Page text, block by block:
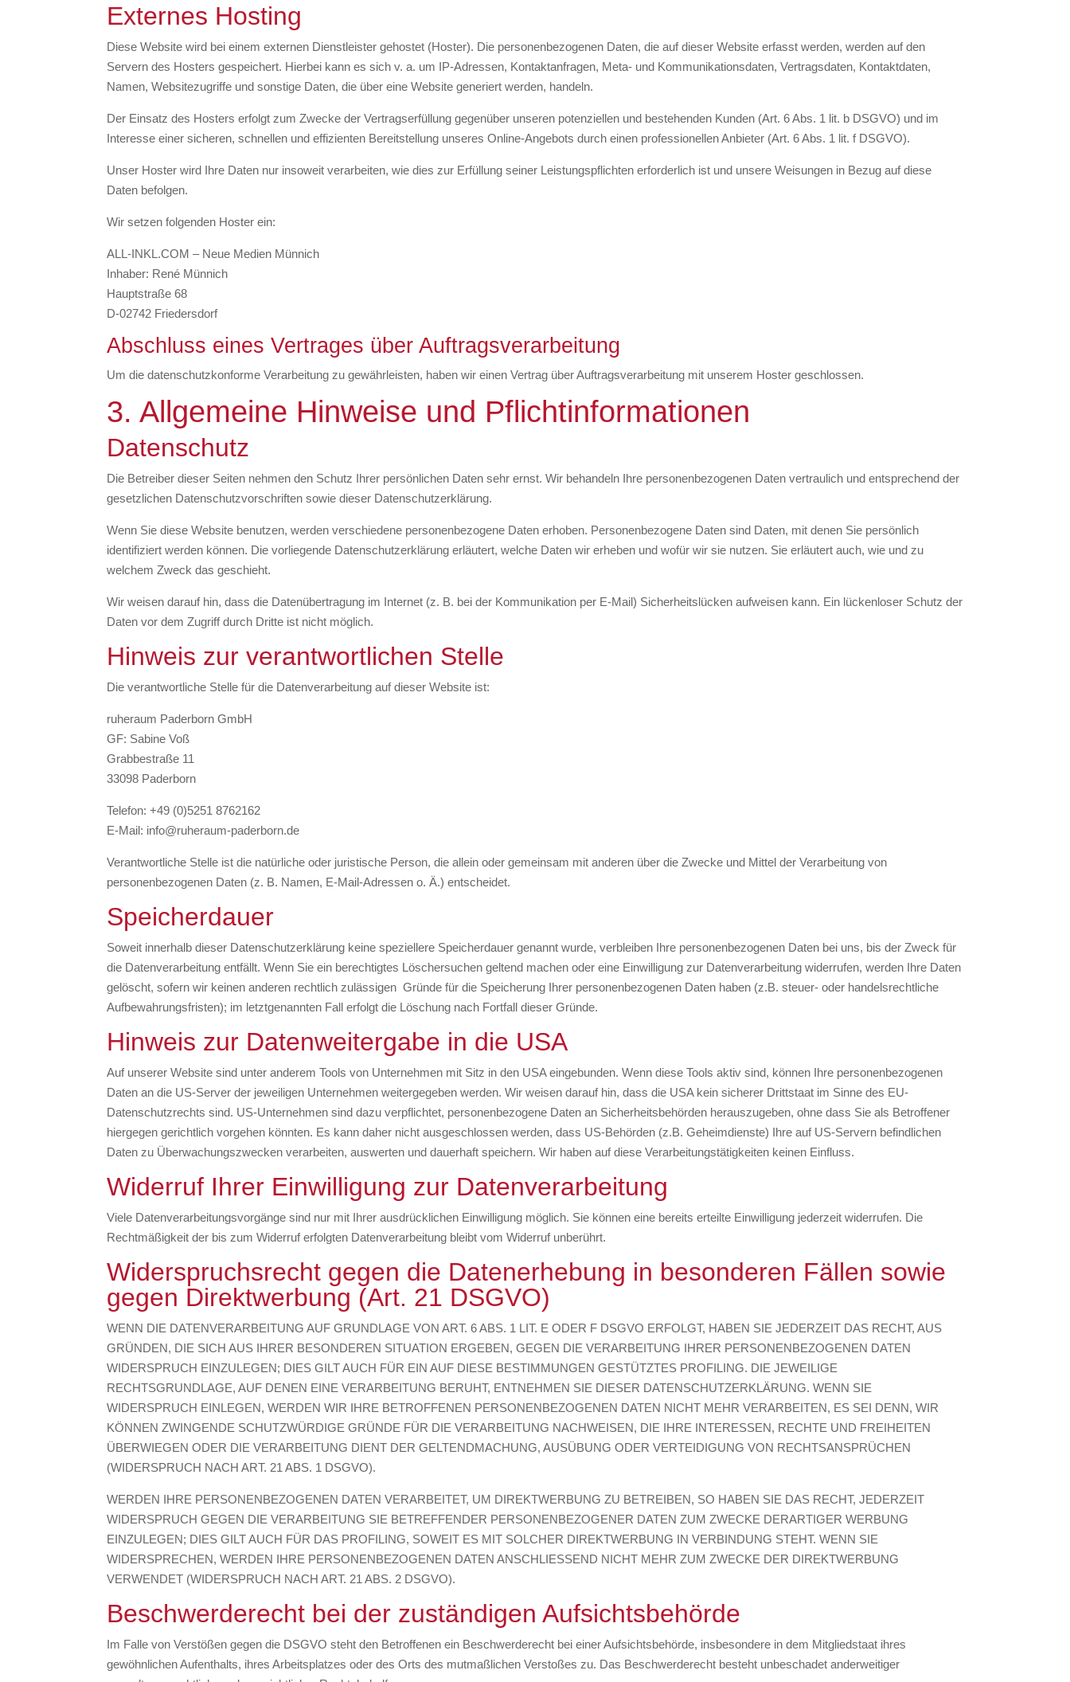
Externes Hosting
Diese Website wird bei einem externen Dienstleister gehostet (Hoster). Die personenbezogenen Daten, die auf dieser Website erfasst werden, werden auf den
Servern des Hosters gespeichert. Hierbei kann es sich v. a. um IP-Adressen, Kontaktanfragen, Meta- und Kommunikationsdaten, Vertragsdaten, Kontaktdaten,
Namen, Websitezugriffe und sonstige Daten, die über eine Website generiert werden, handeln.
Der Einsatz des Hosters erfolgt zum Zwecke der Vertragserfüllung gegenüber unseren potenziellen und bestehenden Kunden (Art. 6 Abs. 1 lit. b DSGVO) und im
Interesse einer sicheren, schnellen und effizienten Bereitstellung unseres Online-Angebots durch einen professionellen Anbieter (Art. 6 Abs. 1 lit. f DSGVO).
Unser Hoster wird Ihre Daten nur insoweit verarbeiten, wie dies zur Erfüllung seiner Leistungspflichten erforderlich ist und unsere Weisungen in Bezug auf diese
Daten befolgen.
Wir setzen folgenden Hoster ein:
ALL-INKL.COM – Neue Medien Münnich
Inhaber: René Münnich
Hauptstraße 68
D-02742 Friedersdorf
Abschluss eines Vertrages über Auftragsverarbeitung
Um die datenschutzkonforme Verarbeitung zu gewährleisten, haben wir einen Vertrag über Auftragsverarbeitung mit unserem Hoster geschlossen.
3. Allgemeine Hinweise und Pflicht­informationen
Datenschutz
Die Betreiber dieser Seiten nehmen den Schutz Ihrer persönlichen Daten sehr ernst. Wir behandeln Ihre personenbezogenen Daten vertraulich und entsprechend der
gesetzlichen Datenschutzvorschriften sowie dieser Datenschutzerklärung.
Wenn Sie diese Website benutzen, werden verschiedene personenbezogene Daten erhoben. Personenbezogene Daten sind Daten, mit denen Sie persönlich
identifiziert werden können. Die vorliegende Datenschutzerklärung erläutert, welche Daten wir erheben und wofür wir sie nutzen. Sie erläutert auch, wie und zu
welchem Zweck das geschieht.
Wir weisen darauf hin, dass die Datenübertragung im Internet (z. B. bei der Kommunikation per E-Mail) Sicherheitslücken aufweisen kann. Ein lückenloser Schutz der
Daten vor dem Zugriff durch Dritte ist nicht möglich.
Hinweis zur verantwortlichen Stelle
Die verantwortliche Stelle für die Datenverarbeitung auf dieser Website ist:
ruheraum Paderborn GmbH
GF: Sabine Voß
Grabbestraße 11
33098 Paderborn
Telefon: +49 (0)5251 8762162
E-Mail: info@ruheraum-paderborn.de
Verantwortliche Stelle ist die natürliche oder juristische Person, die allein oder gemeinsam mit anderen über die Zwecke und Mittel der Verarbeitung von
personenbezogenen Daten (z. B. Namen, E-Mail-Adressen o. Ä.) entscheidet.
Speicherdauer
Soweit innerhalb dieser Datenschutzerklärung keine speziellere Speicherdauer genannt wurde, verbleiben Ihre personenbezogenen Daten bei uns, bis der Zweck für
die Datenverarbeitung entfällt. Wenn Sie ein berechtigtes Löschersuchen geltend machen oder eine Einwilligung zur Datenverarbeitung widerrufen, werden Ihre Daten
gelöscht, sofern wir keinen anderen rechtlich zulässigen Gründe für die Speicherung Ihrer personenbezogenen Daten haben (z.B. steuer- oder handelsrechtliche
Aufbewahrungsfristen); im letztgenannten Fall erfolgt die Löschung nach Fortfall dieser Gründe.
Hinweis zur Datenweitergabe in die USA
Auf unserer Website sind unter anderem Tools von Unternehmen mit Sitz in den USA eingebunden. Wenn diese Tools aktiv sind, können Ihre personenbezogenen
Daten an die US-Server der jeweiligen Unternehmen weitergegeben werden. Wir weisen darauf hin, dass die USA kein sicherer Drittstaat im Sinne des EU-
Datenschutzrechts sind. US-Unternehmen sind dazu verpflichtet, personenbezogene Daten an Sicherheitsbehörden herauszugeben, ohne dass Sie als Betroffener
hiergegen gerichtlich vorgehen könnten. Es kann daher nicht ausgeschlossen werden, dass US-Behörden (z.B. Geheimdienste) Ihre auf US-Servern befindlichen
Daten zu Überwachungszwecken verarbeiten, auswerten und dauerhaft speichern. Wir haben auf diese Verarbeitungstätigkeiten keinen Einfluss.
Widerruf Ihrer Einwilligung zur Datenverarbeitung
Viele Datenverarbeitungsvorgänge sind nur mit Ihrer ausdrücklichen Einwilligung möglich. Sie können eine bereits erteilte Einwilligung jederzeit widerrufen. Die
Rechtmäßigkeit der bis zum Widerruf erfolgten Datenverarbeitung bleibt vom Widerruf unberührt.
Widerspruchsrecht gegen die Datenerhebung in besonderen Fällen sowie
gegen Direktwerbung (Art. 21 DSGVO)
WENN DIE DATENVERARBEITUNG AUF GRUNDLAGE VON ART. 6 ABS. 1 LIT. E ODER F DSGVO ERFOLGT, HABEN SIE JEDERZEIT DAS RECHT, AUS
GRÜNDEN, DIE SICH AUS IHRER BESONDEREN SITUATION ERGEBEN, GEGEN DIE VERARBEITUNG IHRER PERSONENBEZOGENEN DATEN
WIDERSPRUCH EINZULEGEN; DIES GILT AUCH FÜR EIN AUF DIESE BESTIMMUNGEN GESTÜTZTES PROFILING. DIE JEWEILIGE
RECHTSGRUNDLAGE, AUF DENEN EINE VERARBEITUNG BERUHT, ENTNEHMEN SIE DIESER DATENSCHUTZERKLÄRUNG. WENN SIE
WIDERSPRUCH EINLEGEN, WERDEN WIR IHRE BETROFFENEN PERSONENBEZOGENEN DATEN NICHT MEHR VERARBEITEN, ES SEI DENN, WIR
KÖNNEN ZWINGENDE SCHUTZWÜRDIGE GRÜNDE FÜR DIE VERARBEITUNG NACHWEISEN, DIE IHRE INTERESSEN, RECHTE UND FREIHEITEN
ÜBERWIEGEN ODER DIE VERARBEITUNG DIENT DER GELTENDMACHUNG, AUSÜBUNG ODER VERTEIDIGUNG VON RECHTSANSPRÜCHEN
(WIDERSPRUCH NACH ART. 21 ABS. 1 DSGVO).
WERDEN IHRE PERSONENBEZOGENEN DATEN VERARBEITET, UM DIREKTWERBUNG ZU BETREIBEN, SO HABEN SIE DAS RECHT, JEDERZEIT
WIDERSPRUCH GEGEN DIE VERARBEITUNG SIE BETREFFENDER PERSONENBEZOGENER DATEN ZUM ZWECKE DERARTIGER WERBUNG
EINZULEGEN; DIES GILT AUCH FÜR DAS PROFILING, SOWEIT ES MIT SOLCHER DIREKTWERBUNG IN VERBINDUNG STEHT. WENN SIE
WIDERSPRECHEN, WERDEN IHRE PERSONENBEZOGENEN DATEN ANSCHLIESSEND NICHT MEHR ZUM ZWECKE DER DIREKTWERBUNG
VERWENDET (WIDERSPRUCH NACH ART. 21 ABS. 2 DSGVO).
Beschwerde­recht bei der zuständigen Aufsichts­behörde
Im Falle von Verstößen gegen die DSGVO steht den Betroffenen ein Beschwerderecht bei einer Aufsichtsbehörde, insbesondere in dem Mitgliedstaat ihres
gewöhnlichen Aufenthalts, ihres Arbeitsplatzes oder des Orts des mutmaßlichen Verstoßes zu. Das Beschwerderecht besteht unbeschadet anderweitiger